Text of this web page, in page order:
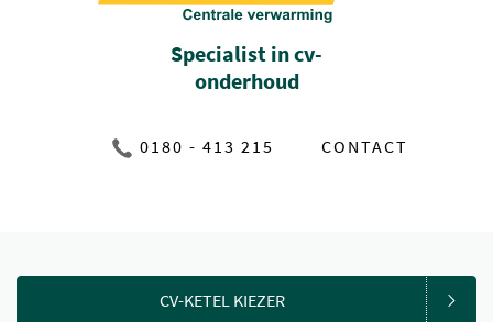
Specialist in cv-
onderhoud
0180 - 413 215 CONTACT
CV-KETEL KIEZER